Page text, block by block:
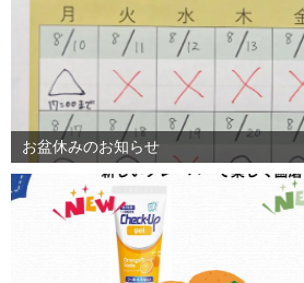
お盆休みのお知らせ